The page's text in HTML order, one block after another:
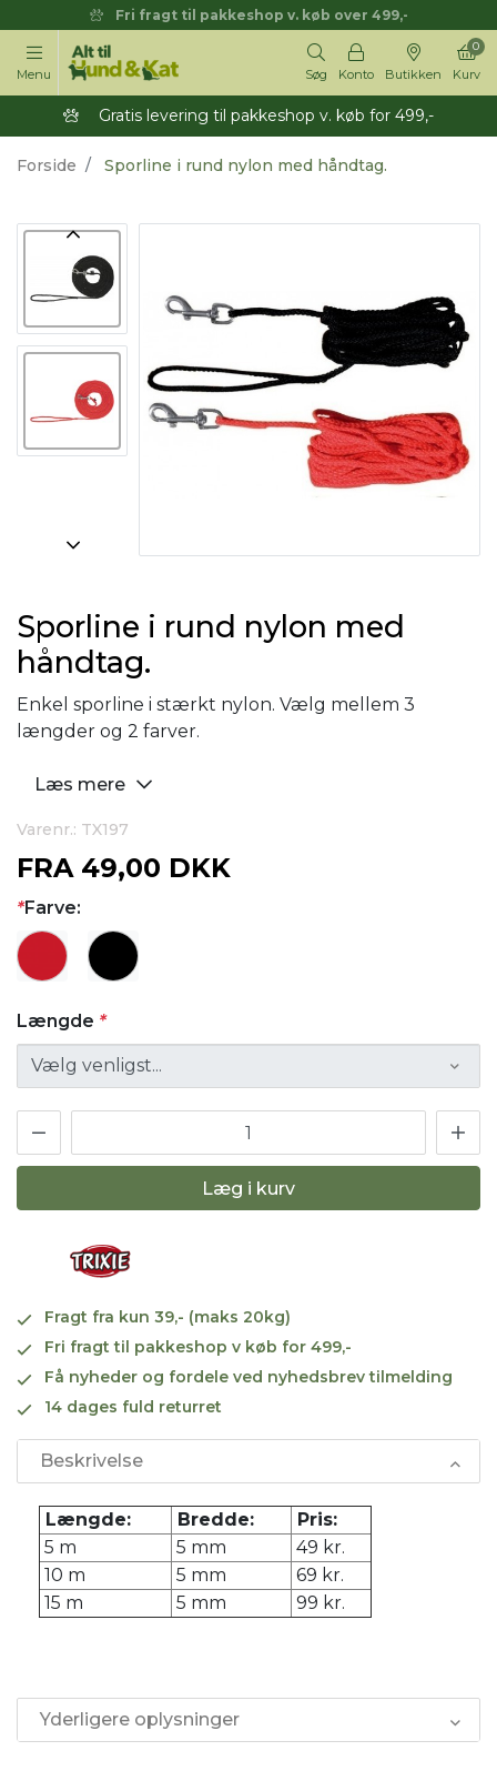
Fri fragt til pakkeshop v. køb over 499,-
Menu Søg Konto Butikken Kurv
0
Gratis levering til pakkeshop v. køb for 499,-
Forside Sporline i rund nylon med håndtag.
Sporline i rund nylon med
håndtag.
Enkel sporline i stærkt nylon. Vælg mellem 3
længder og 2 farver.
Læs mere
Varenr.: TX197
FRA 49,00 DKK
*Farve:
Længde *
Læg i kurv
Fragt fra kun 39,- (maks 20kg)
Fri fragt til pakkeshop v køb for 499,-
Få nyheder og fordele ved nyhedsbrev tilmelding
14 dages fuld returret
Beskrivelse
Længde: Bredde:
Pris:
5 m
5 mm
49 kr.
10 m
5 mm
69 kr.
15 m
5 mm 99 kr.
Yderligere oplysninger